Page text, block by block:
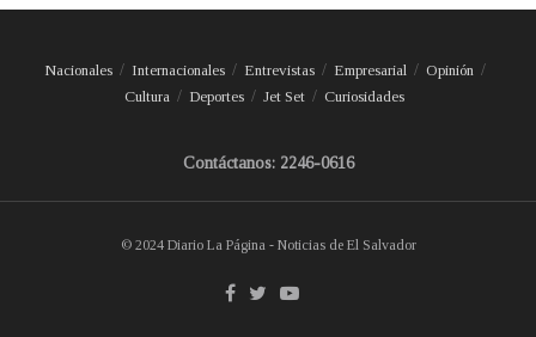
Nacionales Internacionales Entrevistas Empresarial
Opinión
Cultura
Deportes Jet Set Curiosidades
Contáctanos: 2246-0616
© 2024 Diario La Página - Noticias de El Salvador